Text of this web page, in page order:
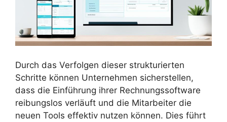
Durch das Verfolgen dieser strukturierten
Schritte können Unternehmen sicherstellen,
dass die Einführung ihrer Rechnungssoftware
reibungslos verläuft und die Mitarbeiter die
neuen Tools effektiv nutzen können. Dies führt